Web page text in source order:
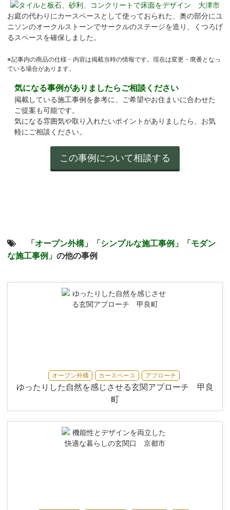
お庭の代わりにカースペースとして使っておられた、奥の部分にユ
ニソンのオークルストーンでサークルのステージを造り、くつろげ
るスペースを確保しました。
※記事内の商品の仕様・内容は掲載当時の情報です。現在は変更・廃番となっ
ている場合があります。
気になる事例がありましたらご相談ください
掲載している施工事例を参考に、ご希望やお住まいに合わせた
ご提案も可能です。
気になる雰囲気や取り入れたいポイントがありましたら、お気
軽にご相談ください。
「オープン外構」 「シンプルな施工事例」
「モダン
な施工事例」 の他の事例
オープン外構 カースペース アプローチ
ゆったりした自然を感じさせる玄関アプローチ 甲良
町